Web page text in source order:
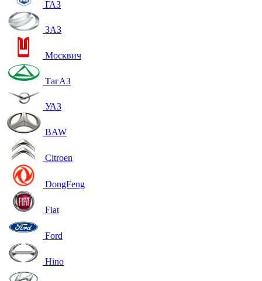
ГАЗ
ЗАЗ
Москвич
ТагАЗ
УАЗ
BAW
Citroen
DongFeng
Fiat
Ford
Hino